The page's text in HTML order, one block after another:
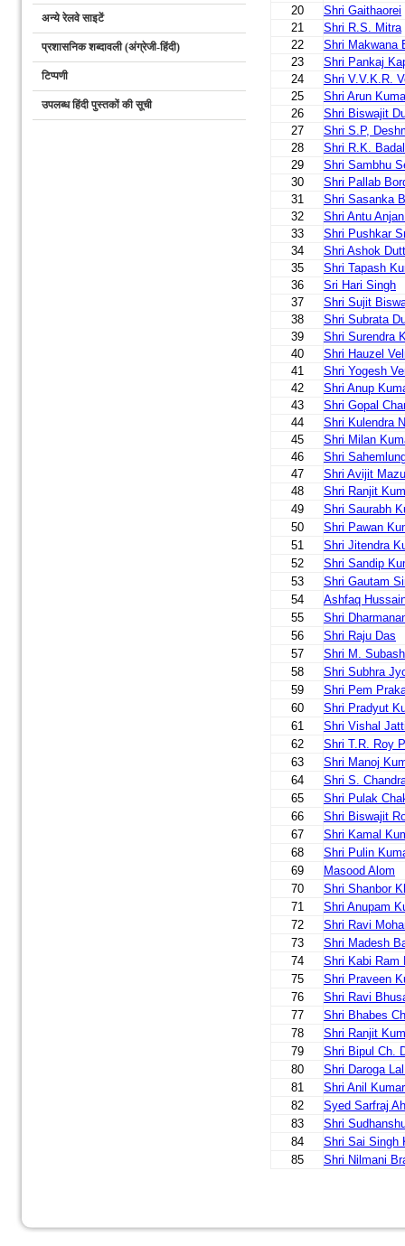
अन्ये रेलवे साइटें
प्रशासनिक शब्दावली (अंग्रेजी-हिंदी)
टिप्पणी
उपलब्ध हिंदी पुस्तकों की सूची
20
Shri Gaithaorei
21
Shri R.S. Mitra
22
Shri Makwana
23
Shri Pankaj
24
Shri V.V.K.R.
25
Shri Arun
26
Shri Biswajit
27
Shri S.P,
28
Shri R.K. Badal
29
Shri Sambhu
30
Shri Pallab
31
Shri Sasanka
32
Shri Antu
33
Shri Pushkar
34
Shri Ashok
35
Shri Tapash
36
Sri Hari Singh
37
Shri Sujit
38
Shri Subrata
39
Shri Surendra
40
Shri Hauzel
41
Shri Yogesh
42
Shri Anup
43
Shri Gopal
44
Shri Kulendra
45
Shri Milan
46
Shri
47
Shri Avijit
48
Shri Ranjit
49
Shri Saurabh
50
Shri Pawan
51
Shri Jitendra
52
Shri Sandip
53
Shri Gautam
54
Ashfaq
55
Shri
56
Shri Raju Das
57
Shri M. Subash
58
Shri Subhra
59
Shri Pem
60
Shri Pradyut
61
Shri Vishal
62
Shri T.R. Roy
63
Shri Manoj
64
Shri S.
65
Shri Pulak
66
Shri Biswajit
67
Shri Kamal
68
Shri Pulin
69
Masood Alom
70
Shri Shanbor
71
Shri Anupam
72
Shri Ravi
73
Shri Madesh
74
Shri Kabi Ram
75
Shri Praveen
76
Shri Ravi
77
Shri Bhabes
78
Shri Ranjit
79
Shri Bipul Ch.
80
Shri Daroga
81
Shri Anil Kumar
82
Syed Sarfraj
83
Shri
84
Shri Sai Singh
85
Shri Nilmani